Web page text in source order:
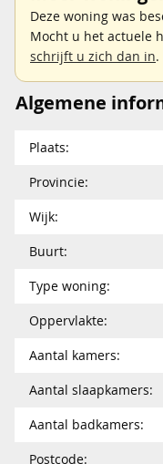
Deze woning was
Mocht u het actuele
schrijft u zich dan in.
Algemene
Plaats:
Provincie:
Wijk:
Buurt:
Type woning:
Oppervlakte:
Aantal kamers:
Aantal slaapkamers:
Aantal badkamers:
Postcode: